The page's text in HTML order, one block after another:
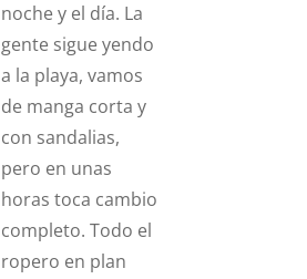
noche y el día. La
gente sigue yendo
a la playa, vamos
de manga corta y
con sandalias,
pero en unas
horas toca cambio
completo. Todo el
ropero en plan